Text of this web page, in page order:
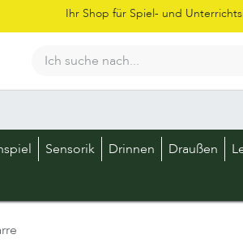
Ihr Shop für Spiel- und
Sensorik Drinnen Draußen